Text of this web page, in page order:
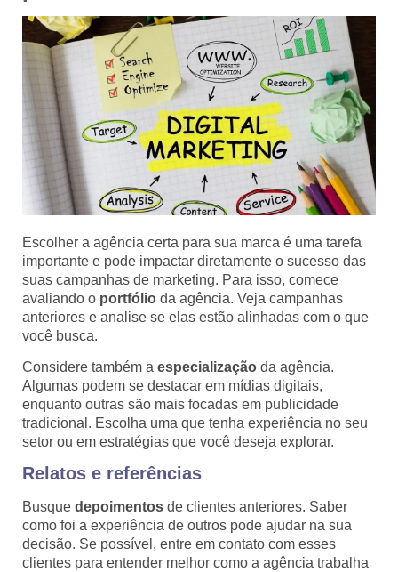
Escolher a agência certa para sua marca é uma tarefa
importante e pode impactar diretamente o sucesso das
suas campanhas de marketing. Para isso, comece
avaliando o portfólio da agência. Veja campanhas
anteriores e analise se elas estão alinhadas com o que
você busca.
Considere também a especialização da agência.
Algumas podem se destacar em mídias digitais,
enquanto outras são mais focadas em publicidade
tradicional. Escolha uma que tenha experiência no seu
setor ou em estratégias que você deseja explorar.
Relatos e referências
Busque depoimentos de clientes anteriores. Saber
como foi a experiência de outros pode ajudar na sua
decisão. Se possível, entre em contato com esses
clientes para entender melhor como a agência trabalha